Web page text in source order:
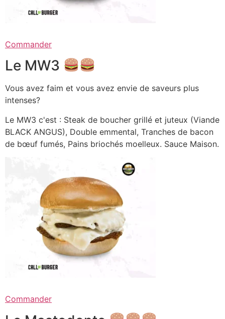
Commander
Le MW3
Vous avez faim et vous avez envie de saveurs plus
intenses?
Le MW3 c'est : Steak de boucher grillé et juteux (Viande
BLACK ANGUS), Double emmental, Tranches de bacon
de bœuf fumés, Pains briochés moelleux. Sauce Maison.
Commander